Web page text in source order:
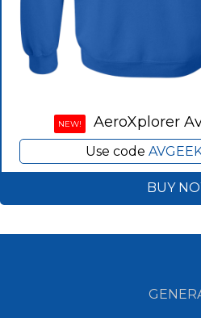
NEW! AeroXplorer
Use code
BUY